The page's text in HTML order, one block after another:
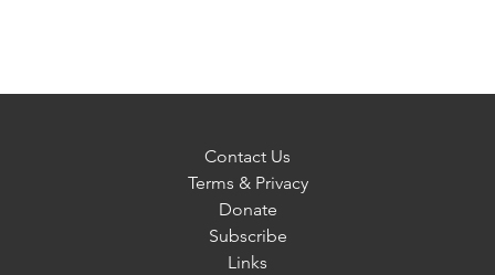
Contact Us
Terms & Privacy
Donate
Subscribe
Links